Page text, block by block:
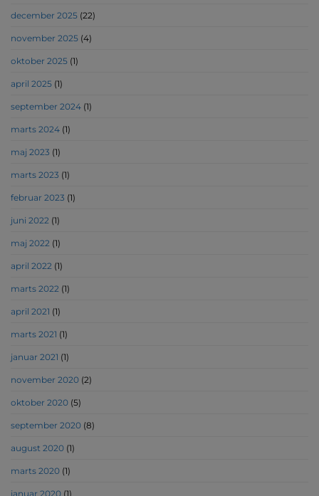
december 2025 (22)
november 2025 (4)
oktober 2025 (1)
april 2025 (1)
september 2024 (1)
marts 2024 (1)
maj 2023 (1)
marts 2023 (1)
februar 2023 (1)
juni 2022 (1)
maj 2022 (1)
april 2022 (1)
marts 2022 (1)
april 2021 (1)
marts 2021 (1)
januar 2021 (1)
november 2020 (2)
oktober 2020 (5)
september 2020 (8)
august 2020 (1)
marts 2020 (1)
januar 2020 (1)